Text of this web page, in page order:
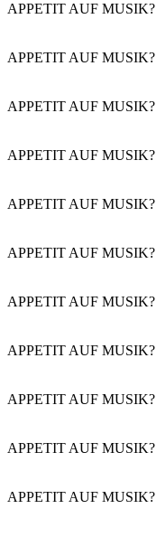
APPETIT AUF MUSIK?
APPETIT AUF MUSIK?
APPETIT AUF MUSIK?
APPETIT AUF MUSIK?
APPETIT AUF MUSIK?
APPETIT AUF MUSIK?
APPETIT AUF MUSIK?
APPETIT AUF MUSIK?
APPETIT AUF MUSIK?
APPETIT AUF MUSIK?
APPETIT AUF MUSIK?